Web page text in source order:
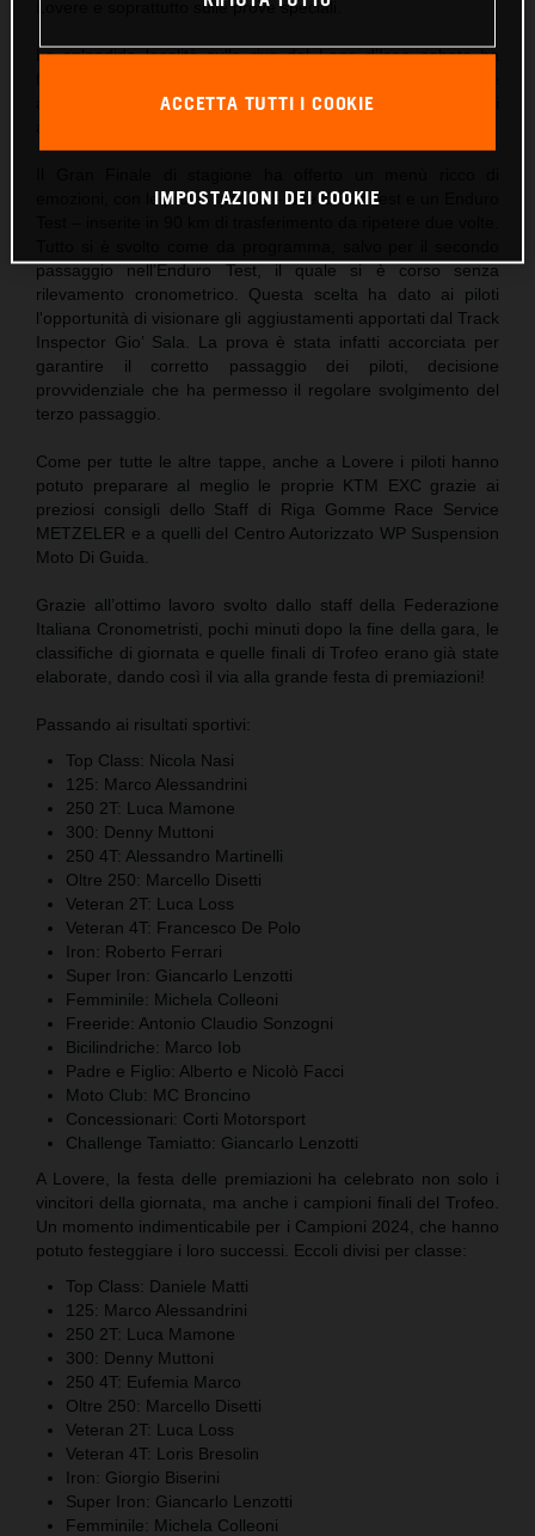
Lovere e soprattutto sulle prove speciali.
La splendida località sulle rive del Lago d’Iseo sabato ha
alle premiazioni della quarta tappa di Scandiano, prima di
emozioni, con le prove speciali – due Cross Test e un Enduro
passaggio nell’Enduro Test, il quale si è corso senza
rilevamento cronometrico. Questa scelta ha dato ai piloti
l'opportunità di visionare gli aggiustamenti apportati dal Track
Inspector Gio’ Sala. La prova è stata infatti accorciata per
garantire il corretto passaggio dei piloti, decisione
provvidenziale che ha permesso il regolare svolgimento del
terzo passaggio.
Come per tutte le altre tappe, anche a Lovere i piloti hanno
potuto preparare al meglio le proprie KTM EXC grazie ai
preziosi consigli dello Staff di Riga Gomme Race Service
METZELER e a quelli del Centro Autorizzato WP Suspension
Moto Di Guida.
Grazie all’ottimo lavoro svolto dallo staff della Federazione
Italiana Cronometristi, pochi minuti dopo la fine della gara, le
classifiche di giornata e quelle finali di Trofeo erano già state
elaborate, dando così il via alla grande festa di premiazioni!
Passando ai risultati sportivi:
Top Class: Nicola Nasi
125: Marco Alessandrini
250 2T: Luca Mamone
300: Denny Muttoni
250 4T: Alessandro Martinelli
Oltre 250: Marcello Disetti
Veteran 2T: Luca Loss
Veteran 4T: Francesco De Polo
Iron: Roberto Ferrari
Super Iron: Giancarlo Lenzotti
Femminile: Michela Colleoni
Freeride: Antonio Claudio Sonzogni
Bicilindriche: Marco Iob
Padre e Figlio: Alberto e Nicolò Facci
Moto Club: MC Broncino
Concessionari: Corti Motorsport
Challenge Tamiatto: Giancarlo Lenzotti
A Lovere, la festa delle premiazioni ha celebrato non solo i
vincitori della giornata, ma anche i campioni finali del Trofeo.
Un momento indimenticabile per i Campioni 2024, che hanno
potuto festeggiare i loro successi. Eccoli divisi per classe:
Top Class: Daniele Matti
125: Marco Alessandrini
250 2T: Luca Mamone
300: Denny Muttoni
250 4T: Eufemia Marco
Oltre 250: Marcello Disetti
Veteran 2T: Luca Loss
Veteran 4T: Loris Bresolin
Iron: Giorgio Biserini
Super Iron: Giancarlo Lenzotti
Femminile: Michela Colleoni
ACCETTA TUTTI I COOKIE
IMPOSTAZIONI DEI COOKIE